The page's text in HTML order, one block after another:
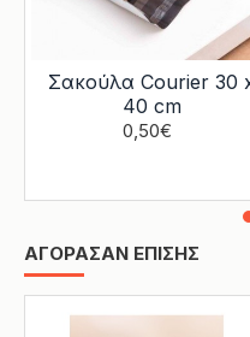
Σακούλα Courier 30
40 cm
0,50€
ΑΓΟΡΑΣΑΝ ΕΠΙΣΗΣ